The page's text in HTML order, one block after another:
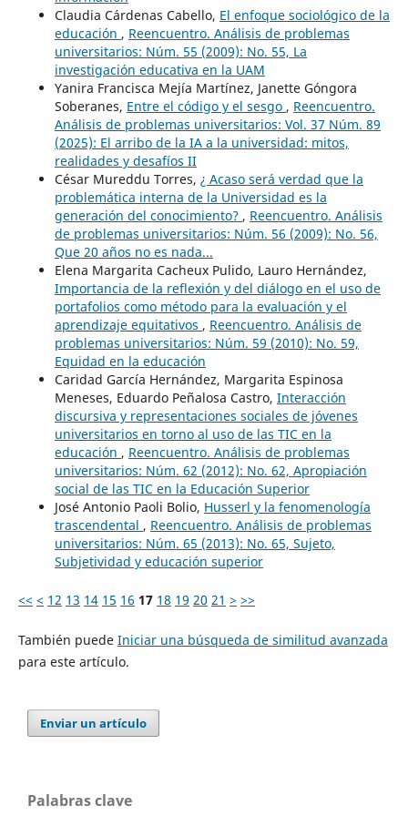
Claudia Cárdenas Cabello, El enfoque sociológico de la
educación , Reencuentro. Análisis de problemas
universitarios: Núm. 55 (2009): No. 55, La
investigación educativa en la UAM
Yanira Francisca Mejía Martínez, Janette Góngora
Soberanes, Entre el código y el sesgo , Reencuentro.
Análisis de problemas universitarios: Vol. 37 Núm. 89
(2025): El arribo de la IA a la universidad: mitos,
realidades y desafíos II
César Mureddu Torres, ¿ Acaso será verdad que la
problemática interna de la Universidad es la
generación del conocimiento? , Reencuentro. Análisis
de problemas universitarios: Núm. 56 (2009): No. 56,
Que 20 años no es nada...
Elena Margarita Cacheux Pulido, Lauro Hernández,
Importancia de la reflexión y del diálogo en el uso de
portafolios como método para la evaluación y el
aprendizaje equitativos , Reencuentro. Análisis de
problemas universitarios: Núm. 59 (2010): No. 59,
Equidad en la educación
Caridad García Hernández, Margarita Espinosa
Meneses, Eduardo Peñalosa Castro, Interacción
discursiva y representaciones sociales de jóvenes
universitarios en torno al uso de las TIC en la
educación , Reencuentro. Análisis de problemas
universitarios: Núm. 62 (2012): No. 62, Apropiación
social de las TIC en la Educación Superior
José Antonio Paoli Bolio, Husserl y la fenomenología
trascendental , Reencuentro. Análisis de problemas
universitarios: Núm. 65 (2013): No. 65, Sujeto,
Subjetividad y educación superior
<< < 12 13 14 15 16 17 18 19 20 21 > >>
También puede Iniciar una búsqueda de similitud avanzada
para este artículo.
Enviar un artículo
Palabras clave